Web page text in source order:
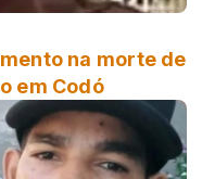
na morte de
em Codó